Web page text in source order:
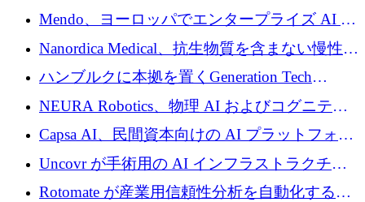
するために 55 万ユーロを調達
Mendo、ヨーロッパでエンタープライズ AI 導
入を拡大するために 1,200 万ユーロを確保
Nanordica Medical、抗生物質を含まない慢性創
傷治療薬を市場に投入するために 160 万ユー
ロを調達
ハンブルクに本拠を置くGeneration Tech
Partnersが5,000万ユーロのAIロールアップファ
NEURA Robotics、物理 AI およびコグニティ
ブ ロボティクス プラットフォームを拡張する
ためにシリーズ C で最大 14 億ドルを確保
Capsa AI、民間資本向けの AI プラットフォー
ムを拡大するために 1,800 万ドルを調達
Uncovr が手術用の AI インフラストラクチャ
を構築するために 700 万ドルを調達
Rotomate が産業用信頼性分析を自動化するた